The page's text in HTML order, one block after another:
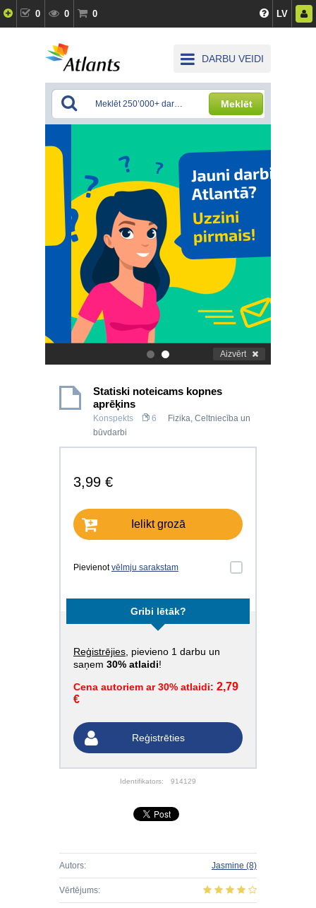
0 0 0 LV
DARBU VEIDI
Meklēt
. Aizvērt
Statiski noteicams kopnes
aprēķins
Konspekts 6 Fizika, Celtniecība un
būvdarbi
3,99 €
Ielikt grozā
Pievienotvēlmju sarakstam
Gribi lētāk?
Reģistrējies , pievieno 1 darbu un
saņem 30% atlaidi!
Cena autoriem ar 30% atlaidi: 2,79
€
Reģistrēties
Identifikators: 914129
Autors: Jasmine (8)
Vērtējums: